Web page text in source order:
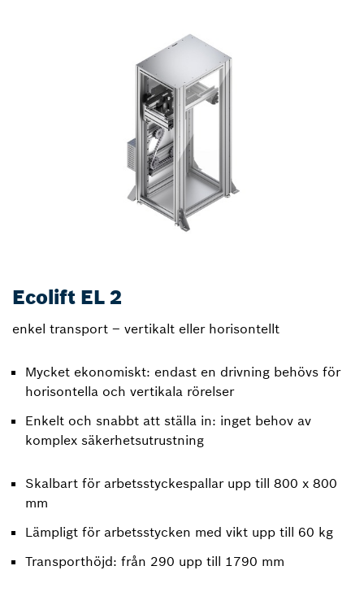
Ecolift EL 2
enkel transport – vertikalt eller horisontellt
Mycket ekonomiskt: endast en drivning behövs för
horisontella och vertikala rörelser
Enkelt och snabbt att ställa in: inget behov av
komplex säkerhetsutrustning
Skalbart för arbetsstyckespallar upp till 800 x 800
mm
Lämpligt för arbetsstycken med vikt upp till 60 kg
Transporthöjd: från 290 upp till 1790 mm